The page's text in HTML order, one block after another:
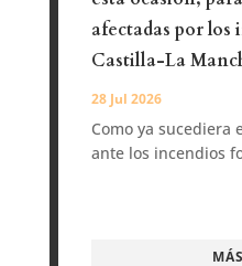
afectadas por los
Castilla-La
28 Jul 2026
Como ya sucediera
ante los incendios